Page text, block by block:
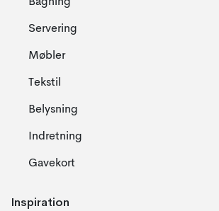
Servering
Møbler
Tekstil
Belysning
Indretning
Gavekort
Inspiration